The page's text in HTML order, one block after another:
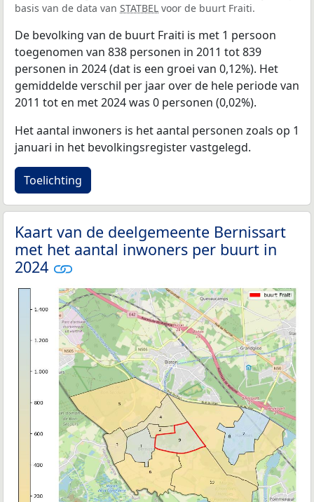
basis van de data van STATBEL voor de buurt Fraiti.
De bevolking van de buurt Fraiti is met 1 persoon
toegenomen van 838 personen in 2011 tot 839
personen in 2024 (dat is een groei van 0,12%). Het
gemiddelde verschil per jaar over de hele periode van
2011 tot en met 2024 was 0 personen (0,02%).
Het aantal inwoners is het aantal personen zoals op 1
januari in het bevolkingsregister vastgelegd.
Toelichting
Kaart van de deelgemeente Bernissart
met het aantal inwoners per buurt in
2024